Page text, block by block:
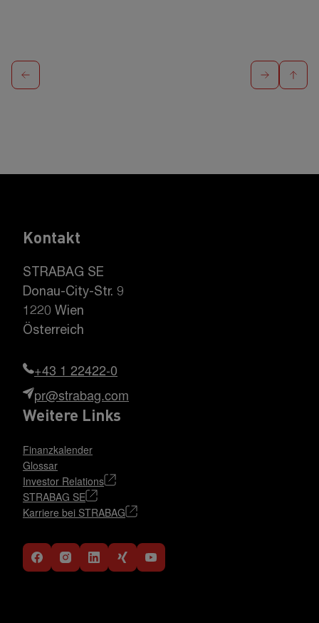
Kontakt
STRABAG SE
Donau-City-Str. 9
1220 Wien
Österreich
+43 1 22422-0
pr@strabag.com
Weitere Links
Finanzkalender
Glossar
Investor Relations
STRABAG SE
Karriere bei STRABAG